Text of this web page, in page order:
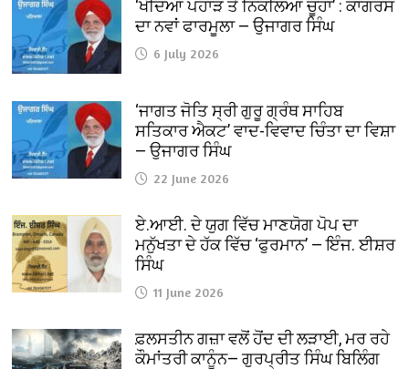
‘ਖੋਦਿਆ ਪਹਾੜ ਤੇ ਨਿਕਲਿਆ ਚੂਹਾ’ : ਕਾਂਗਰਸ
ਦਾ ਨਵਾਂ ਫਾਰਮੂਲਾ — ਉਜਾਗਰ ਸਿੰਘ
6 July 2026
‘ਜਾਗਤ ਜੋਤਿ ਸ੍ਰੀ ਗੁਰੂ ਗ੍ਰੰਥ ਸਾਹਿਬ
ਸਤਿਕਾਰ ਐਕਟ’ ਵਾਦ-ਵਿਵਾਦ ਚਿੰਤਾ ਦਾ ਵਿਸ਼ਾ
— ਉਜਾਗਰ ਸਿੰਘ
22 June 2026
ਏ.ਆਈ. ਦੇ ਯੁਗ ਵਿੱਚ ਮਾਣਯੋਗ ਪੋਪ ਦਾ
ਮਨੁੱਖਤਾ ਦੇ ਹੱਕ ਵਿੱਚ ‘ਫੁਰਮਾਨ’ — ਇੰਜ. ਈਸ਼ਰ
ਸਿੰਘ
11 June 2026
ਫ਼ਲਸਤੀਨ ਗਜ਼ਾ ਵਲੋਂ ਹੋਂਦ ਦੀ ਲੜਾਈ, ਮਰ ਰਹੇ
ਕੌਮਾਂਤਰੀ ਕਾਨੂੰਨ— ਗੁਰਪ੍ਰੀਤ ਸਿੰਘ ਬਿਲਿੰਗ